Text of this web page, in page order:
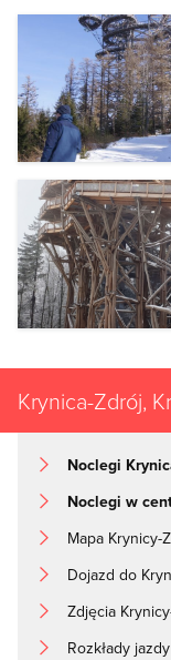
Krynica-Zdrój,
Noclegi
Noclegi w
Mapa Krynicy-
Dojazd do
Zdjęcia
Rozkłady